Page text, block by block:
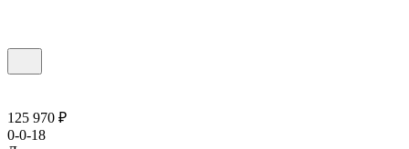
125 970 ₽
0-0-18